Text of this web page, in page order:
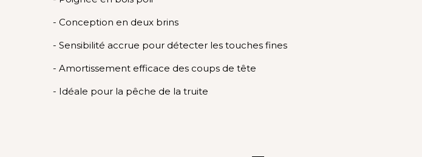
- Conception en deux brins
- Sensibilité accrue pour détecter les touches fines
- Amortissement efficace des coups de tête
- Idéale pour la pêche de la truite